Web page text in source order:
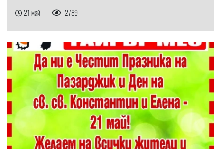
21 май 2789